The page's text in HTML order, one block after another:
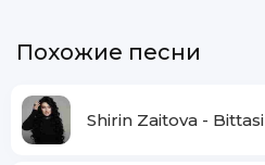
Похожие песни
Shirin Zaitova - Bittasi